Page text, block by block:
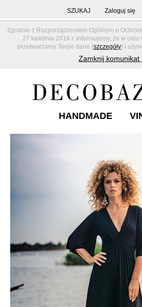
Zgodnie z Rozporządzeniem Ogólnym o
27 kwietnia 2016 r. informujemy, że w celu
przetwarzamy Twoje dane (szczegóły) i
Zamknij komunikat
SZUKAJ Zaloguj się
HANDMADE